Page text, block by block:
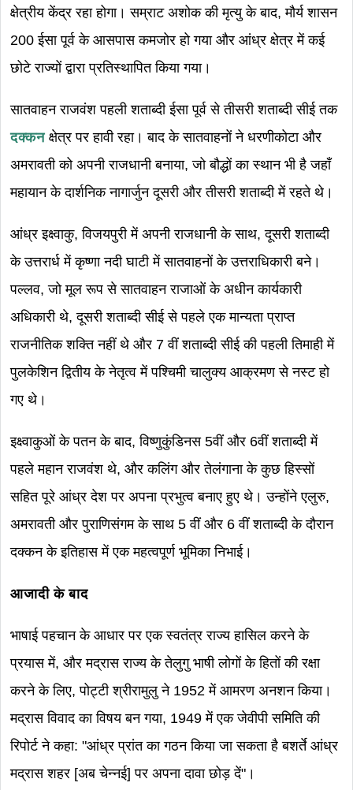
क्षेत्रीय केंद्र रहा होगा। सम्राट अशोक की मृत्यु के बाद, मौर्य शासन
200 ईसा पूर्व के आसपास कमजोर हो गया और आंध्र क्षेत्र में कई
छोटे राज्यों द्वारा प्रतिस्थापित किया गया।
सातवाहन राजवंश पहली शताब्दी ईसा पूर्व से तीसरी शताब्दी सीई तक
दक्कन क्षेत्र पर हावी रहा। बाद के सातवाहनों ने धरणीकोटा और
अमरावती को अपनी राजधानी बनाया, जो बौद्धों का स्थान भी है जहाँ
महायान के दार्शनिक नागार्जुन दूसरी और तीसरी शताब्दी में रहते थे।
आंध्र इक्ष्वाकु, विजयपुरी में अपनी राजधानी के साथ, दूसरी शताब्दी
के उत्तरार्ध में कृष्णा नदी घाटी में सातवाहनों के उत्तराधिकारी बने।
पल्लव, जो मूल रूप से सातवाहन राजाओं के अधीन कार्यकारी
अधिकारी थे, दूसरी शताब्दी सीई से पहले एक मान्यता प्राप्त
राजनीतिक शक्ति नहीं थे और 7 वीं शताब्दी सीई की पहली तिमाही में
पुलकेशिन द्वितीय के नेतृत्व में पश्चिमी चालुक्य आक्रमण से नस्ट हो
गए थे।
इक्ष्वाकुओं के पतन के बाद, विष्णुकुंडिनस 5वीं और 6वीं शताब्दी में
पहले महान राजवंश थे, और कलिंग और तेलंगाना के कुछ हिस्सों
सहित पूरे आंध्र देश पर अपना प्रभुत्व बनाए हुए थे। उन्होंने एलुरु,
अमरावती और पुराणिसंगम के साथ 5 वीं और 6 वीं शताब्दी के दौरान
दक्कन के इतिहास में एक महत्वपूर्ण भूमिका निभाई।
आजादी के बाद
भाषाई पहचान के आधार पर एक स्वतंत्र राज्य हासिल करने के
प्रयास में, और मद्रास राज्य के तेलुगु भाषी लोगों के हितों की रक्षा
करने के लिए, पोट्टी श्रीरामुलु ने 1952 में आमरण अनशन किया।
मद्रास विवाद का विषय बन गया, 1949 में एक जेवीपी समिति की
रिपोर्ट ने कहा: "आंध्र प्रांत का गठन किया जा सकता है बशर्ते आंध्र
मद्रास शहर [अब चेन्नई] पर अपना दावा छोड़ दें"।